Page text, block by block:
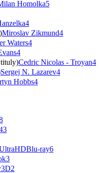
Homolka5
4
Miroslav Zikmund4
Waters4
4
Cedric Nicolas - Troyan4
Sergej N. Lazarev4
Hobbs4
ray6
3
2